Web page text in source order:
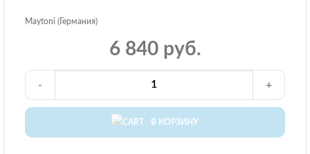
Maytoni (Германия)
6 840 руб.
В КОРЗИНУ
- +